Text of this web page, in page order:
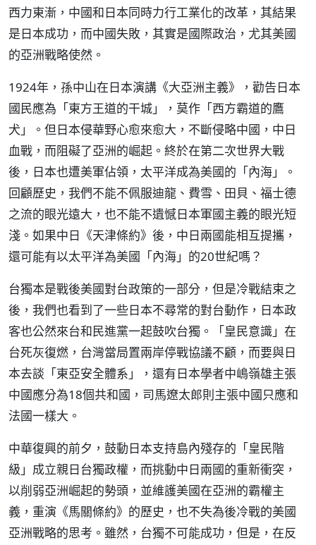
西力東漸，中國和日本同時力行工業化的改革，其結果
是日本成功，而中國失敗，其實是國際政治，尤其美國
的亞洲戰略使然。
1924年，孫中山在日本演講《大亞洲主義》，勸告日本
國民應為「東方王道的干城」，莫作「西方霸道的鷹
犬」。但日本侵華野心愈來愈大，不斷侵略中國，中日
血戰，而阻礙了亞洲的崛起。終於在第二次世界大戰
後，日本也遭美軍佔領，太平洋成為美國的「內海」。
回顧歷史，我們不能不佩服迪龍、費雪、田貝、福士德
之流的眼光遠大，也不能不遺憾日本軍國主義的眼光短
淺。如果中日《天津條約》後，中日兩國能相互提攜，
還可能有以太平洋為美國「內海」的20世紀嗎？
台獨本是戰後美國對台政策的一部分，但是冷戰結束之
後，我們也看到了一些日本不尋常的對台動作，日本政
客也公然來台和民進黨一起鼓吹台獨。「皇民意識」在
台死灰復燃，台灣當局置兩岸停戰協議不顧，而要與日
本去談「東亞安全體系」，還有日本學者中嶋嶺雄主張
中國應分為18個共和國，司馬遼太郎則主張中國只應和
法國一樣大。
中華復興的前夕，鼓動日本支持島內殘存的「皇民階
級」成立親日台獨政權，而挑動中日兩國的重新衝突，
以削弱亞洲崛起的勢頭，並維護美國在亞洲的霸權主
義，重演《馬關條約》的歷史，也不失為後冷戰的美國
亞洲戰略的思考。雖然，台獨不可能成功，但是，在反